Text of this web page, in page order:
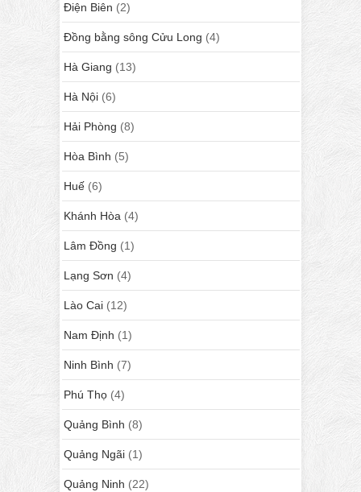
Điện Biên (2)
Đồng bằng sông Cửu Long (4)
Hà Giang (13)
Hà Nội (6)
Hải Phòng (8)
Hòa Bình (5)
Huế (6)
Khánh Hòa (4)
Lâm Đồng (1)
Lạng Sơn (4)
Lào Cai (12)
Nam Định (1)
Ninh Bình (7)
Phú Thọ (4)
Quảng Bình (8)
Quảng Ngãi (1)
Quảng Ninh (22)